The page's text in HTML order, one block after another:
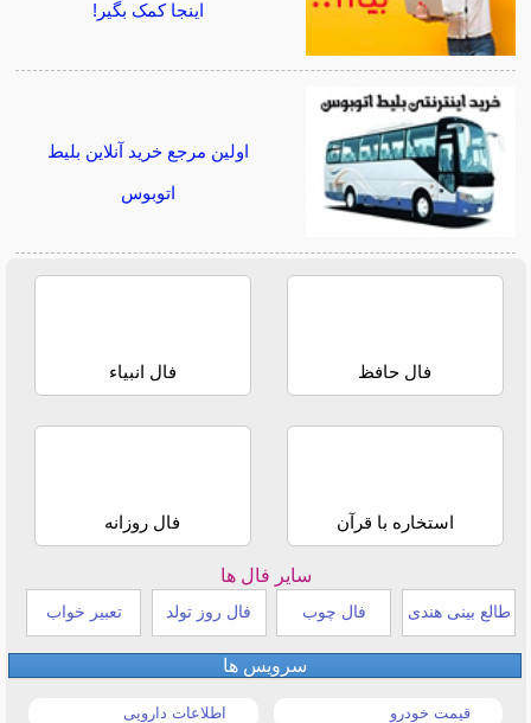
اینجا کمک بگیر!
اولین مرجع خرید آنلاین بلیط
اتوبوس
فال حافظ فال انبیاء
استخاره با قرآن فال روزانه
سایر فال ها
طالع بینی هندی فال چوب فال روز تولد تعبیر خواب
سرویس ها
قیمت خودرو اطلاعات دارویی